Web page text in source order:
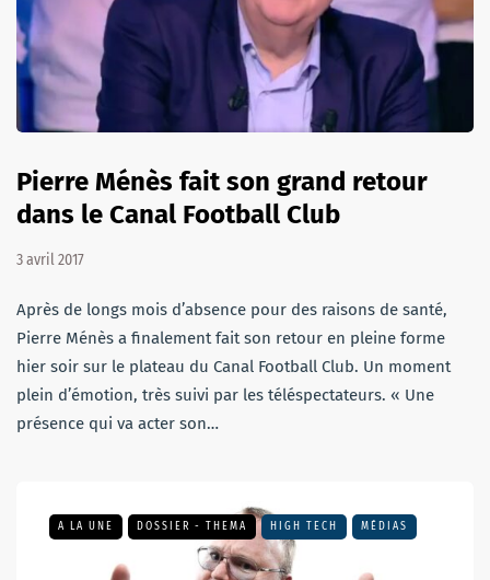
Pierre Ménès fait son grand retour
dans le Canal Football Club
3 avril 2017
Après de longs mois d’absence pour des raisons de santé,
Pierre Ménès a finalement fait son retour en pleine forme
hier soir sur le plateau du Canal Football Club. Un moment
plein d’émotion, très suivi par les téléspectateurs. « Une
présence qui va acter son…
A LA UNE DOSSIER - THEMA HIGH TECH MÉDIAS